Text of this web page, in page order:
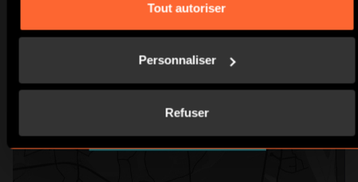
Tout autoriser
Personnaliser
Refuser